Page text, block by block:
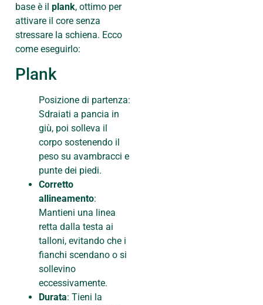
base è il plank, ottimo per
attivare il core senza
stressare la schiena. Ecco
come eseguirlo:
Plank
Posizione di partenza:
Sdraiati a pancia in
giù, poi solleva il
corpo sostenendo il
peso su avambracci e
punte dei piedi.
Corretto
allineamento:
Mantieni una linea
retta dalla testa ai
talloni, evitando che i
fianchi scendano o si
sollevino
eccessivamente.
Durata: Tieni la